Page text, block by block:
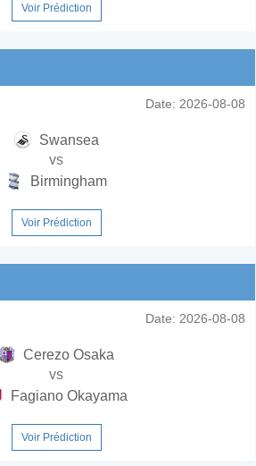
Voir Prédiction
Date: 2026-08-08
Swansea
vs
Birmingham
Voir Prédiction
Date: 2026-08-08
Cerezo Osaka
vs
Fagiano Okayama
Voir Prédiction